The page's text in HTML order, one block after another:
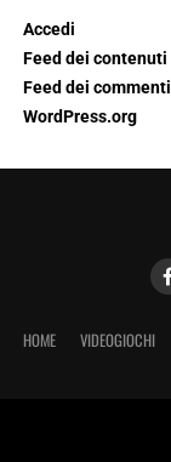
Accedi
Feed dei contenuti
Feed dei commenti
WordPress.org
HOME VIDEOGIOCHI